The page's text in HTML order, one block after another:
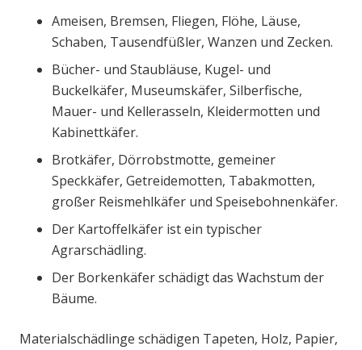
Ameisen, Bremsen, Fliegen, Flöhe, Läuse,
Schaben, Tausendfüßler, Wanzen und Zecken.
Bücher- und Staubläuse, Kugel- und
Buckelkäfer, Museumskäfer, Silberfische,
Mauer- und Kellerasseln, Kleidermotten und
Kabinettkäfer.
Brotkäfer, Dörrobstmotte, gemeiner
Speckkäfer, Getreidemotten, Tabakmotten,
großer Reismehlkäfer und Speisebohnenkäfer.
Der Kartoffelkäfer ist ein typischer
Agrarschädling.
Der Borkenkäfer schädigt das Wachstum der
Bäume.
Materialschädlinge schädigen Tapeten, Holz, Papier,